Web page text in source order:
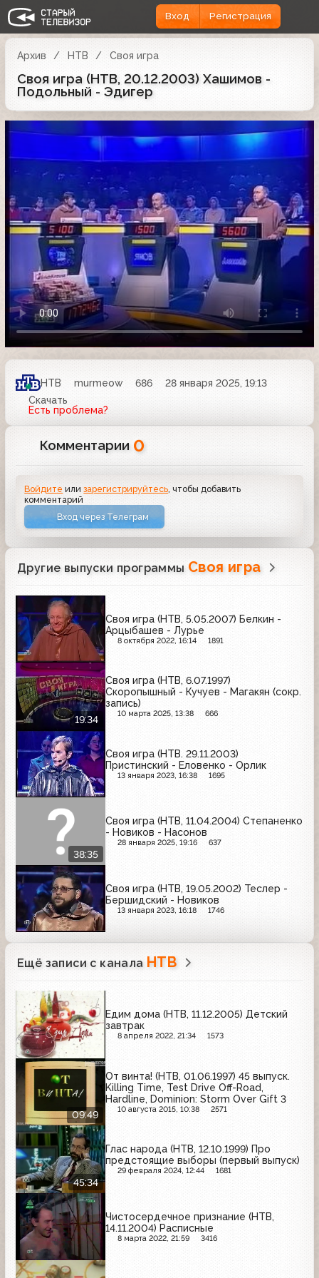
Вход Регистрация
Архив НТВ Своя игра
Своя игра (НТВ, 20.12.2003) Хашимов -
Подольный - Эдигер
НТВ murmeow 686
28 января 2025, 19:13
Скачать
Есть проблема?
Комментарии 0
Войдите илизарегистрируйтесь, чтобы добавить
комментарий
Вход через Телеграм
Другие выпуски программы Своя игра
Своя игра (НТВ, 5.05.2007) Белкин -
Арцыбашев - Лурье
8 октября 2022, 16:14 1891
19:34
Своя игра (НТВ, 6.07.1997)
Скоропышный - Кучуев - Магакян (сокр.
запись)
10 марта 2025, 13:38 666
Своя игра (НТВ. 29.11.2003)
Пристинский - Еловенко - Орлик
13 января 2023, 16:38 1695
38:35
Своя игра (НТВ, 11.04.2004) Степаненко
- Новиков - Насонов
28 января 2025, 19:16 637
Своя игра (НТВ, 19.05.2002) Теслер -
Бершидский - Новиков
13 января 2023, 16:18 1746
Ещё записи с канала НТВ
Едим дома (НТВ, 11.12.2005) Детский
завтрак
8 апреля 2022, 21:34 1573
09:49
От винта! (НТВ, 01.06.1997) 45 выпуск.
Killing Time, Test Drive Off-Road,
Hardline, Dominion: Storm Over Gift 3
10 августа 2015, 10:38 2571
45:34
Глас народа (НТВ, 12.10.1999) Про
предстоящие выборы (первый выпуск)
29 февраля 2024, 12:44 1681
Чистосердечное признание (НТВ,
14.11.2004) Расписные
8 марта 2022, 21:59 3416